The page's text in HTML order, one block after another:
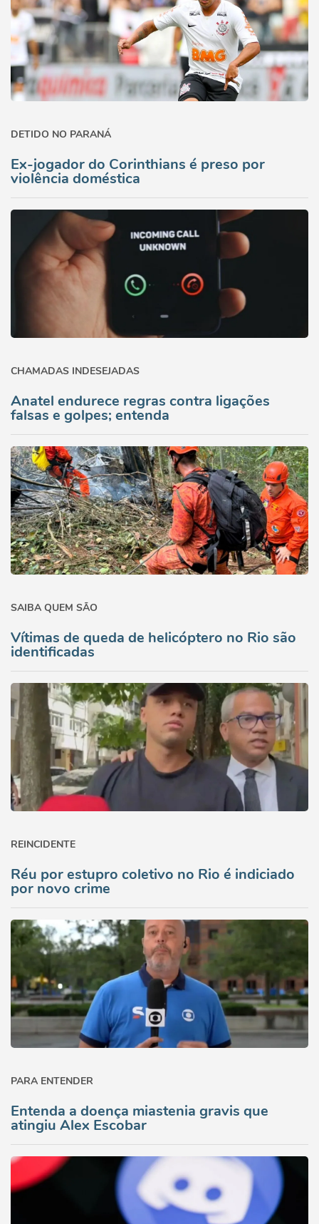
DETIDO NO PARANÁ
Ex-jogador do Corinthians é preso por
violência doméstica
CHAMADAS INDESEJADAS
Anatel endurece regras contra ligações
falsas e golpes; entenda
SAIBA QUEM SÃO
Vítimas de queda de helicóptero no Rio são
identificadas
REINCIDENTE
Réu por estupro coletivo no Rio é indiciado
por novo crime
PARA ENTENDER
Entenda a doença miastenia gravis que
atingiu Alex Escobar